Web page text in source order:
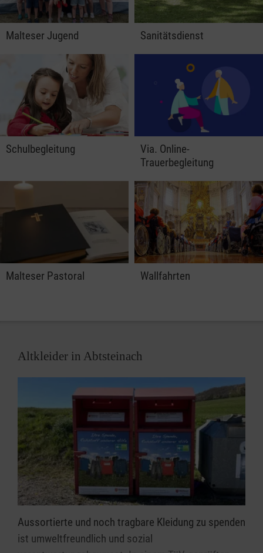
Malteser Jugend Sanitätsdienst
Schulbegleitung
Via. Online-
Trauerbegleitung
Malteser Pastoral Wallfahrten
Altkleider in Abtsteinach
Aussortierte und noch tragbare Kleidung zu spenden
ist umweltfreundlich und sozial